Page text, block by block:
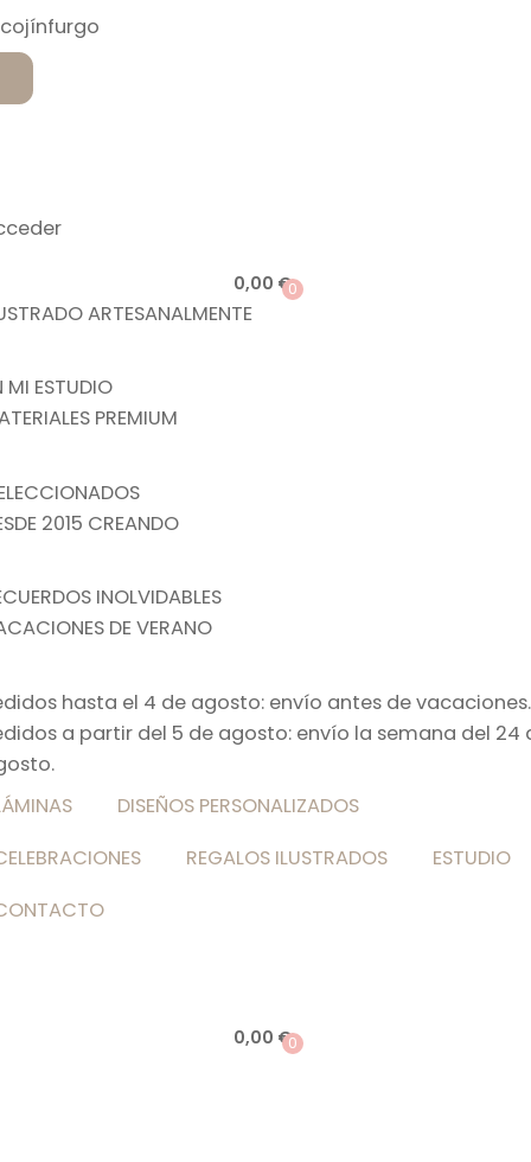
0,00 €0
ARTESANALMENTE
MI ESTUDIO
PREMIUM
2015 CREANDO
INOLVIDABLES
DE VERANO
hasta el 4 de agosto: envío antes de vacaciones.
a partir del 5 de agosto: envío la semana del 24
DISEÑOS PERSONALIZADOS
REGALOS ILUSTRADOS
ESTUDIO
0,00 €0